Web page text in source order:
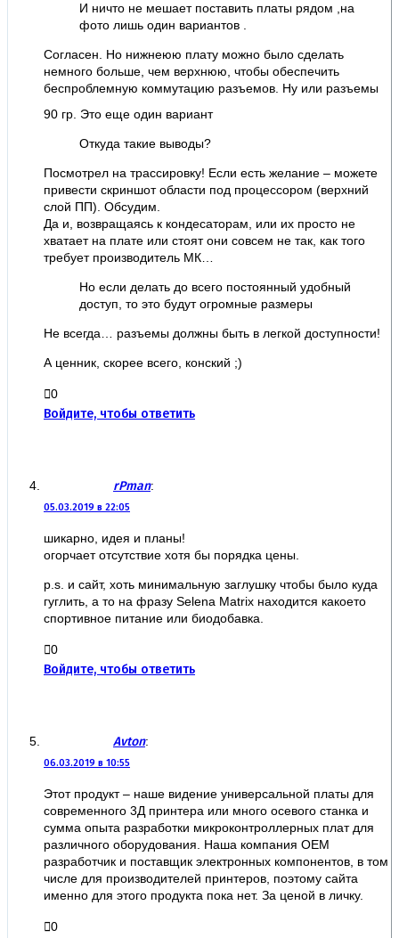
И ничто не мешает поставить платы рядом ,на
фото лишь один вариантов .
Согласен. Но нижнеюю плату можно было сделать
немного больше, чем верхнюю, чтобы обеспечить
беспроблемную коммутацию разъемов. Ну или разъемы
90 гр. Это еще один вариант
Откуда такие выводы?
Посмотрел на трассировку! Если есть желание – можете
привести скриншот области под процессором (верхний
слой ПП). Обсудим.
Да и, возвращаясь к кондесаторам, или их просто не
хватает на плате или стоят они совсем не так, как того
требует производитель МК…
Но если делать до всего постоянный удобный
доступ, то это будут огромные размеры
Не всегда… разъемы должны быть в легкой доступности!
А ценник, скорее всего, конский ;)
0
Войдите, чтобы ответить
rPman:
05.03.2019 в 22:05
шикарно, идея и планы!
огорчает отсутствие хотя бы порядка цены.
p.s. и сайт, хоть минимальную заглушку чтобы было куда
гуглить, а то на фразу Selena Matrix находится какоето
спортивное питание или биодобавка.
0
Войдите, чтобы ответить
Avton:
06.03.2019 в 10:55
Этот продукт – наше видение универсальной платы для
современного 3Д принтера или много осевого станка и
сумма опыта разработки микроконтроллерных плат для
различного оборудования. Наша компания ОЕМ
разработчик и поставщик электронных компонентов, в том
числе для производителей принтеров, поэтому сайта
именно для этого продукта пока нет. За ценой в личку.
0